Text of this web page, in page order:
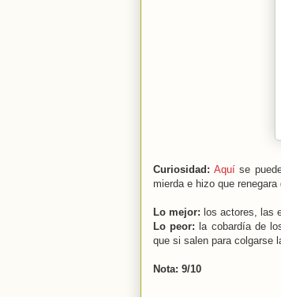
Curiosidad:Aquí se
mierda e hizo que renegara
Lo mejor: los actores, las
Lo peor: la cobardía de
que si salen para colgarse
Nota: 9/10